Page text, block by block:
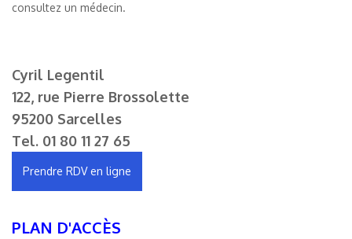
consultez un médecin.
Cyril Legentil
122, rue Pierre Brossolette
95200 Sarcelles
Tel. 01 80 11 27 65
Prendre RDV en ligne
PLAN D'ACCÈS